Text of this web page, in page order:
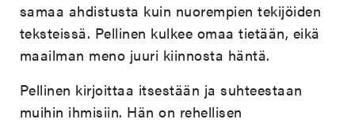
samaa ahdistusta kuin nuorempien tekijöiden
teksteissä. Pellinen kulkee omaa tietään, eikä
maailman meno juuri kiinnosta häntä.
Pellinen kirjoittaa itsestään ja suhteestaan
muihin ihmisiin. Hän on rehellisen